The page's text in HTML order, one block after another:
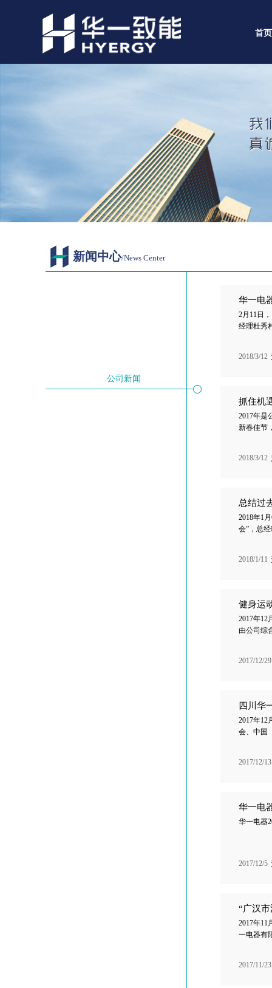
首页
新闻中心/News Center
公司新闻
华一电
​2月11日
经理杜秀
2018/3/12
抓住机
2017年是
新春佳节
2018/3/12
总结过
2018年1
会”，总
2018/1/11
健身运
2017年12
由公司综
2017/12/29
四川华
2017年12
会、中国
2017/12/13
华一电
华一电器
2017/12/5
“广汉
2017年11
一电器有
2017/11/23